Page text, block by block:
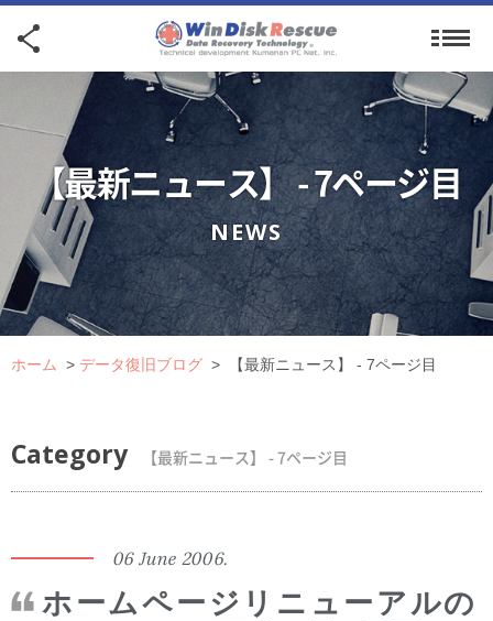
【最新ニュース】 - 7ページ目
NEWS
ホーム > データ復旧ブログ > 【最新ニュース】 - 7ページ目
Category 【最新ニュース】 - 7ページ目
06 June 2006.
ホームページリニューアルの